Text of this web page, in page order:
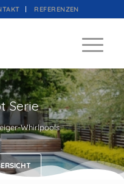
REFERENZEN
Serie
Whirlpools